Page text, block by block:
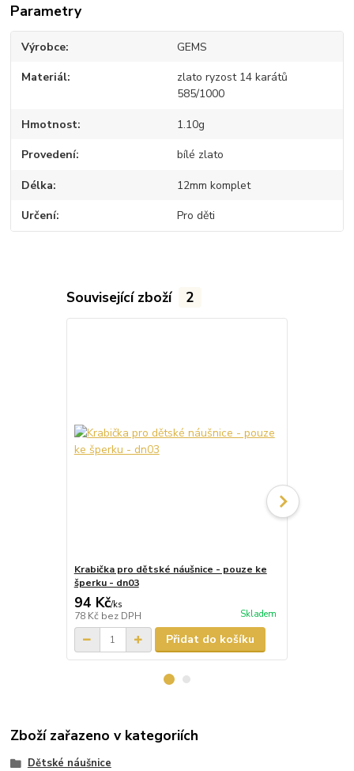
Parametry
Výrobce GEMS
Materiál
zlato ryzost 14 karátů
585/1000
Hmotnost 1.10g
Provedení bílé zlato
Délka 12mm komplet
Určení Pro děti
Související zboží 2
Krabička pro dětské náušnice - pouze ke
šperku - dn03
94 Kč/ks
78 Kč bez DPH Skladem
Přidat do košíku
Zboží zařazeno v kategoriích
Dětské náušnice